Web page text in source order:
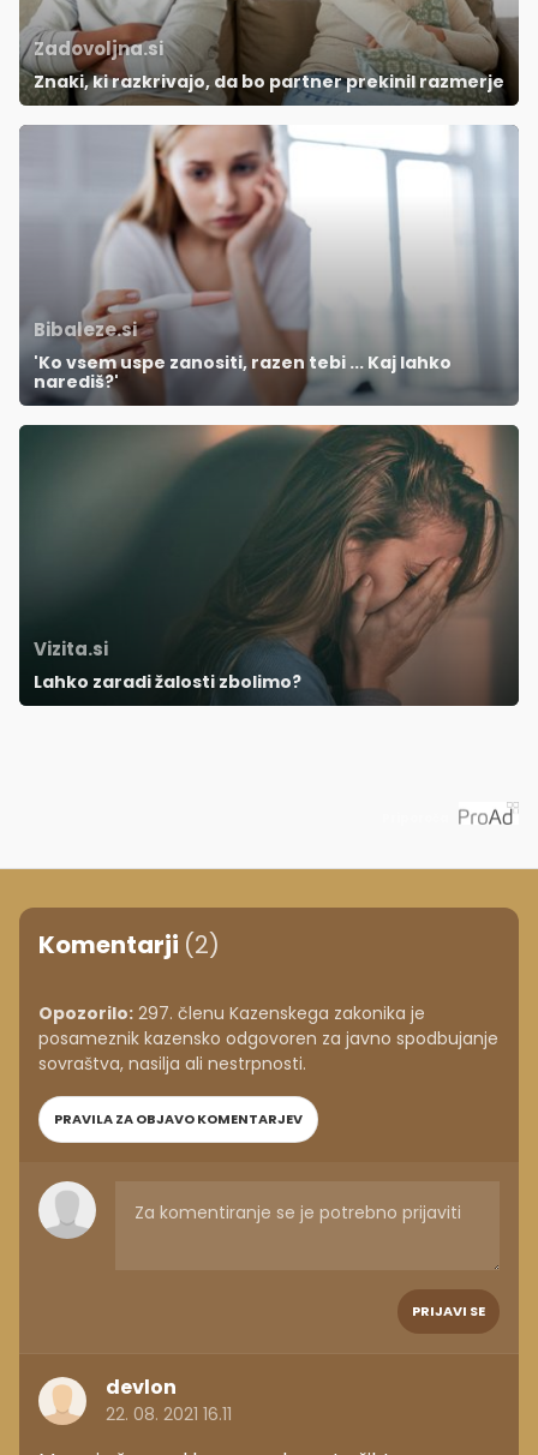
Zadovoljna.si
Znaki, ki razkrivajo, da bo partner prekinil razmerje
Bibaleze.si
'Ko vsem uspe zanositi, razen tebi ... Kaj lahko
narediš?'
Vizita.si
Lahko zaradi žalosti zbolimo?
Komentarji (2)
Opozorilo: 297. členu Kazenskega zakonika je
posameznik kazensko odgovoren za javno spodbujanje
sovraštva, nasilja ali nestrpnosti.
PRAVILA ZA OBJAVO KOMENTARJEV
PRIJAVI SE
devlon
22. 08. 2021 16.11